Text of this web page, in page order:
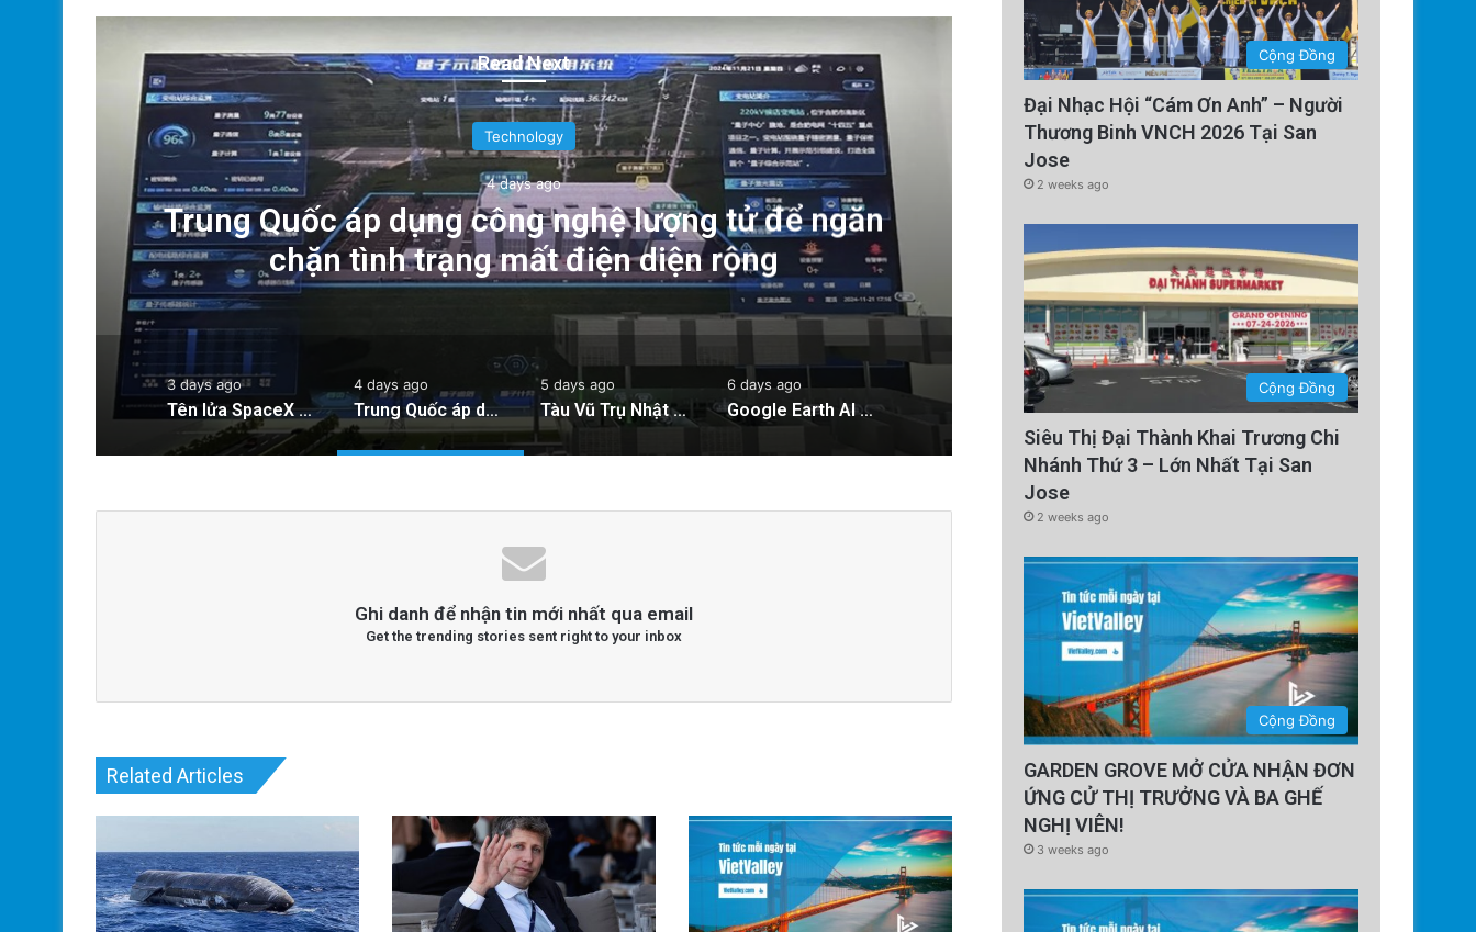
Read Next
Technology
4 days ago
Trung Quốc áp dụng công nghệ lượng tử để ngăn
chặn tình trạng mất điện diện rộng
Tàu Vũ Trụ Nhật Bản: Chuyến
Sử Đến Tiểu
3 days ago
Tên lửa SpaceX chuẩn bị va chạm với Mặt Trăng: Cú sốc vũ trụ sắp xảy ra!
4 days ago
Trung Quốc áp dụng công nghệ lượng tử để ngăn chặn tình trạng mất điện diện rộng
5 days ago
Tàu Vũ Trụ Nhật Bản: Chuyến Bay Gần Nhất Lịch Sử Đến Tiểu Hành Tinh
6 days ago
Google Earth AI Bị Rút Gấp Vì Cơn Bão Deepfake
Ghi danh để nhận tin mới nhất qua email
Get the trending stories sent right to your inbox
Related Articles
Cộng Đồng
Đại Nhạc Hội “Cám Ơn Anh” – Người
Thương Binh VNCH 2026 Tại San
Jose
2 weeks ago
Cộng Đồng
Siêu Thị Đại Thành Khai Trương Chi
Nhánh Thứ 3 – Lớn Nhất Tại San
Jose
2 weeks ago
Cộng Đồng
GARDEN GROVE MỞ CỬA NHẬN ĐƠN
ỨNG CỬ THỊ TRƯỞNG VÀ BA GHẾ
NGHỊ VIÊN!
3 weeks ago